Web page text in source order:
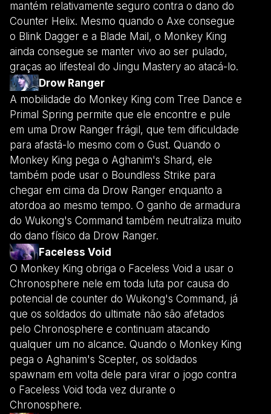
mantém relativamente seguro contra o dano do
Counter Helix. Mesmo quando o Axe consegue
o Blink Dagger e a Blade Mail, o Monkey King
ainda consegue se manter vivo ao ser pulado,
graças ao lifesteal do Jingu Mastery ao atacá-lo.
Drow Ranger
A mobilidade do Monkey King com Tree Dance e
Primal Spring permite que ele encontre e pule
em uma Drow Ranger frágil, que tem dificuldade
para afastá-lo mesmo com o Gust. Quando o
Monkey King pega o Aghanim's Shard, ele
também pode usar o Boundless Strike para
chegar em cima da Drow Ranger enquanto a
atordoa ao mesmo tempo. O ganho de armadura
do Wukong's Command também neutraliza muito
do dano físico da Drow Ranger.
Faceless Void
O Monkey King obriga o Faceless Void a usar o
Chronosphere nele em toda luta por causa do
potencial de counter do Wukong's Command, já
que os soldados do ultimate não são afetados
pelo Chronosphere e continuam atacando
qualquer um no alcance. Quando o Monkey King
pega o Aghanim's Scepter, os soldados
spawnam em volta dele para virar o jogo contra
o Faceless Void toda vez durante o
Chronosphere.